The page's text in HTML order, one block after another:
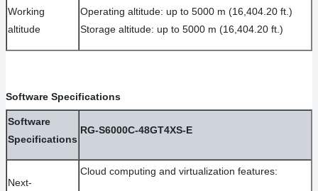
Working
altitude
Operating altitude: up to 5000 m (16,404.20 ft.)
Storage altitude: up to 5000 m (16,404.20 ft.)
Software Specifications
Software
Specifications
RG-S6000C-48GT4XS-E
Next-
Cloud computing and virtualization features: